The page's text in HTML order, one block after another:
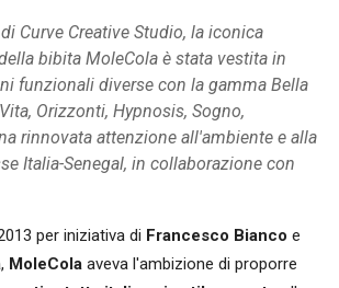
Curve Creative Studio, la iconica
bibita MoleCola è stata vestita in
funzionali diverse con la gamma Bella
Orizzonti, Hypnosis, Sogno,
rinnovata attenzione all'ambiente e alla
Italia-Senegal, in collaborazione con
per iniziativa di Francesco Bianco e
, MoleCola aveva l'ambizione di proporre